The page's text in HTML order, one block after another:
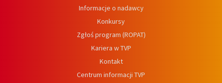
Informacje o nadawcy
Konkursy
Zgłoś program (ROPAT)
Kariera w TVP
Kontakt
Centrum informacji TVP